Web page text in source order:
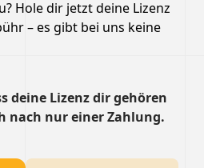
Hole dir jetzt deine Lizenz
– es gibt bei uns keine
deine Lizenz dir gehören
nach nur einer Zahlung.